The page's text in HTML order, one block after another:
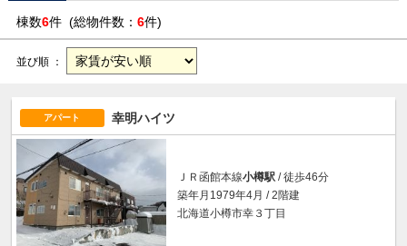
棟数6件 (総物件数： 6件)
並び順 ：
アパート 幸明ハイツ
ＪＲ函館本線小樽駅 / 徒歩46分
築年月1979年4月 / 2階建
北海道小樽市幸３丁目